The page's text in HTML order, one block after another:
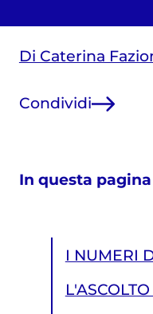
Di Caterina
Condividi
In questa pagina
I NUMERI